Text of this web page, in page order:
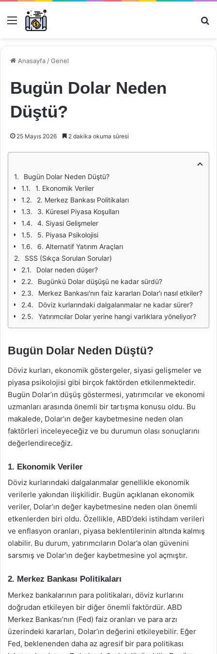
Menü
Anasayfa /Genel
Bugün Dolar Neden
Düştü?
25 Mayıs 2026 2 dakika okuma süresi
Bugün Dolar Neden Düştü?
1. Ekonomik Veriler
2. Merkez Bankası Politikaları
3. Küresel Piyasa Koşulları
4. Siyasi Gelişmeler
5. Piyasa Psikolojisi
6. Alternatif Yatırım Araçları
SSS (Sıkça Sorulan Sorular)
Dolar neden düşer?
Bugünkü Dolar düşüşü ne kadar sürdü?
Merkez Bankası'nın faiz kararları Dolar'ı nasıl etkiler?
Döviz kurlarındaki dalgalanmalar ne kadar sürer?
Yatırımcılar Dolar yerine hangi varlıklara yöneliyor?
Bugün Dolar Neden Düştü?
Döviz kurları, ekonomik göstergeler, siyasi gelişmeler ve
piyasa psikolojisi gibi birçok faktörden etkilenmektedir.
Bugün Dolar’ın düşüş göstermesi, yatırımcılar ve ekonomi
uzmanları arasında önemli bir tartışma konusu oldu. Bu
makalede, Dolar’ın değer kaybetmesine neden olan
faktörleri inceleyeceğiz ve bu durumun olası sonuçlarını
değerlendireceğiz.
1. Ekonomik Veriler
Döviz kurlarındaki dalgalanmalar genellikle ekonomik
verilerle yakından ilişkilidir. Bugün açıklanan ekonomik
veriler, Dolar’ın değer kaybetmesine neden olan önemli
etkenlerden biri oldu. Özellikle, ABD’deki istihdam verileri
ve enflasyon oranları, piyasa beklentilerinin altında kalmış
olabilir. Bu durum, yatırımcıların Dolar’a olan güvenini
sarsmış ve Dolar’ın değer kaybetmesine yol açmıştır.
2. Merkez Bankası Politikaları
Merkez bankalarının para politikaları, döviz kurlarını
doğrudan etkileyen bir diğer önemli faktördür. ABD
Merkez Bankası’nın (Fed) faiz oranları ve para arzı
üzerindeki kararları, Dolar’ın değerini etkileyebilir. Eğer
Fed, beklenenden daha az agresif bir para politikası